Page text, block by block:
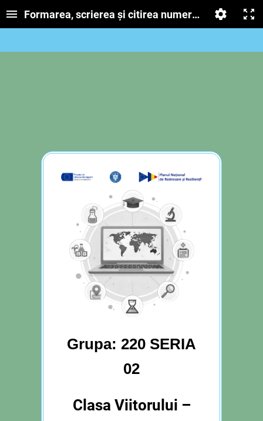
Formarea, scrierea și citirea numerelor folosind
Grupa: 220 SERIA
02
Clasa Viitorului –